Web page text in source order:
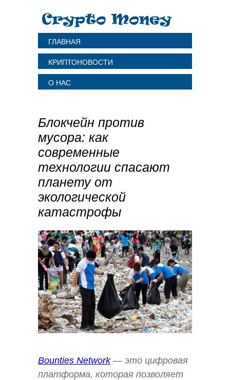
ГЛАВНАЯ
КРИПТОНОВОСТИ
О НАС
Блокчейн против
мусора: как
современные
технологии спасают
планету от
экологической
катастрофы
Bounties Network— это цифровая
платформа, которая позволяет